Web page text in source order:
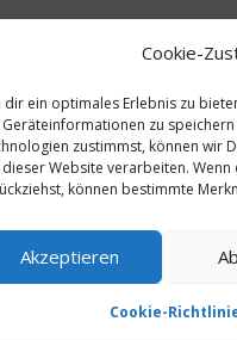
Cookie-
dir ein optimales Erlebnis zu
Geräteinformationen zu
zustimmst, können wir
dieser Website verarbeiten.
können bestimmte
Akzeptieren
Cookie-